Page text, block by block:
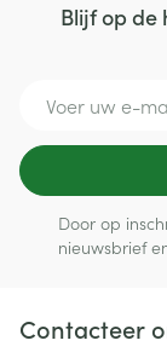
Blijf op de
Door op
nieuwsbrief
Contacteer